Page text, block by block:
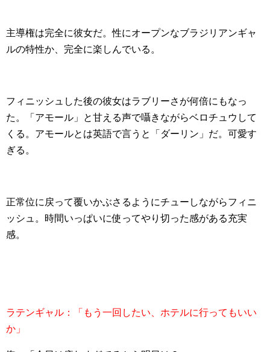
主導権は完全に彼女だ。性にオープンなブラジリアンギャ
ルの特性か、完全に楽しんでいる。
フィニッシュした後の彼女はラブリーさが何倍にもなっ
た。「アモール」と甘える声で囁きながらベロチュウして
くる。アモールとは英語で言うと「ダーリン」だ。可愛す
ぎる。
正常位に戻って覆いかぶさるようにチューしながらフィニ
ッシュ。時間いっぱいに使ってやり切った感がある充実
感。
ラテンギャル：「もう一回したい、ホテルに行ってもいい
か」